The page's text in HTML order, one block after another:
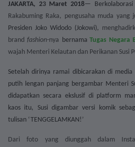
JAKARTA, 23Maret 2018—
Rakabuming Raka, pengusaha muda yang
Presiden Joko Widodo (Jokowi),
brand fashion-nya bernamaTugas Negara
wajah Menteri Kelautan dan Perikanan Susi
Setelah dirinya ramai dibicarakan di media
putih lengan panjang bergambar Menteri
didapatkan secara ekslusif di platform
kaos itu, Susi digambar versi komik
tulisan ‘TENGGELAMKAN!’
Dari foto yang diunggah dalam